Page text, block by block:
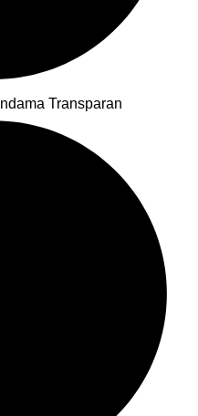
Transparan